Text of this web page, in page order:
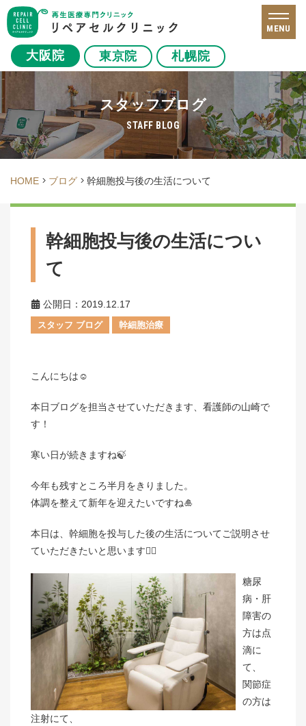
大阪院 東京院 札幌院
MENU
スタッフブログ
STAFF BLOG
HOME ブログ 幹細胞投与後の生活について
幹細胞投与後の生活につい
て
公開日：2019.12.17
スタッフ ブログ 幹細胞治療
こんにちは☺️
本日ブログを担当させていただきます、看護師の山崎で
す！
寒い日が続きますね🍃
今年も残すところ半月をきりました。
体調を整えて新年を迎えたいですね🎍
本日は、幹細胞を投与した後の生活についてご説明させ
ていただきたいと思います👨‍⚕
糖尿
病・肝
障害の
方は点
滴に
て、
関節症
の方は
注射にて、